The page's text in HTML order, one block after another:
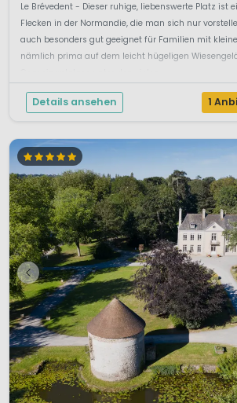
Le Brévedent - Dieser ruhige, liebenswerte Platz ist
Flecken in der Normandie, die man sich nur
auch besonders gut geeignet für Familien mit
nämlich prima auf dem leicht hügeligen
Details ansehen 1